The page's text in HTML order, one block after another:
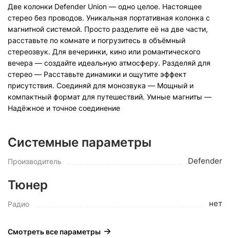
Две колонки Defender Union — одно целое. Настоящее
стерео без проводов. Уникальная портативная колонка с
магнитной системой. Просто разделите её на две части,
расставьте по комнате и погрузитесь в объёмный
стереозвук. Для вечеринки, кино или романтического
вечера — создайте идеальную атмосферу. Разделяй для
стерео — Расставьте динамики и ощутите эффект
присутствия. Соединяй для монозвука — Мощный и
компактный формат для путешествий. Умные магниты —
Надёжное и точное соединение
Системные параметры
Производитель Defender
Тюнер
Радио нет
Смотреть все параметры